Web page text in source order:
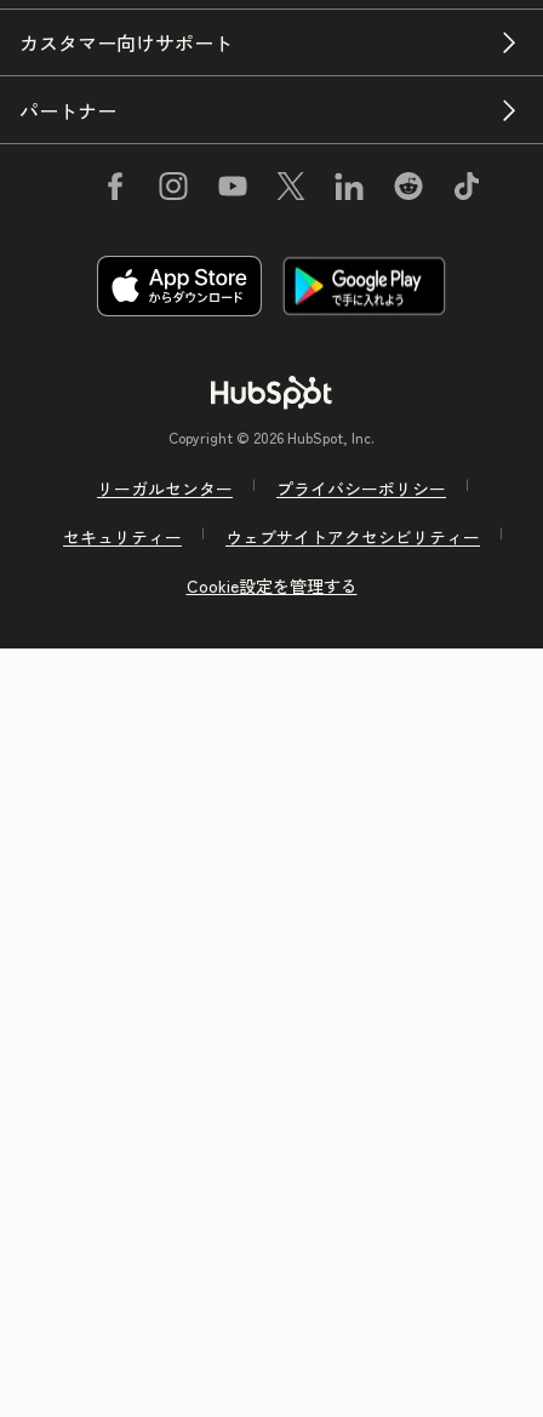
カスタマー向けサポート
パートナー
Copyright © 2026 HubSpot, Inc.
リーガルセンター
プライバシーポリシー
セキュリティー
ウェブサイトアクセシビリティー
Cookie設定を管理する